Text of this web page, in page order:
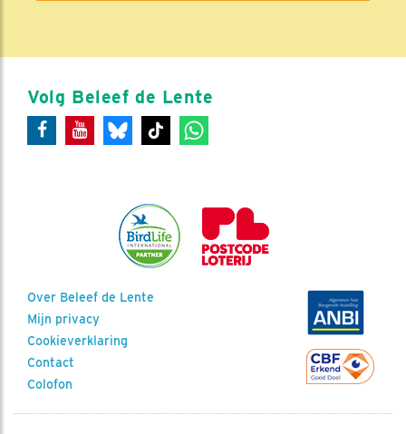
Volg Beleef de Lente
Over Beleef de Lente
Mijn privacy
Cookieverklaring
Contact
Colofon